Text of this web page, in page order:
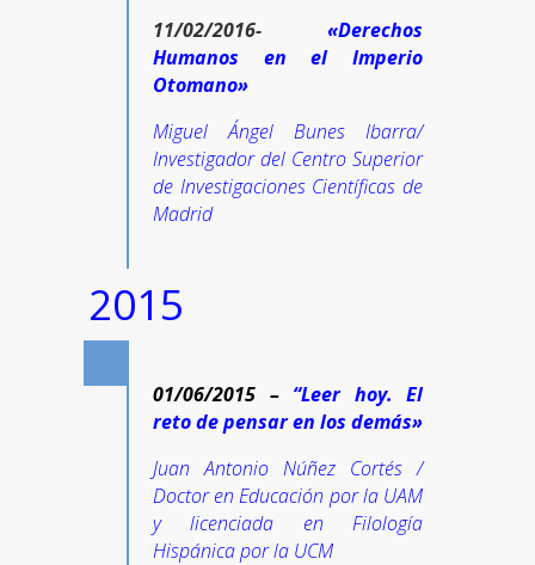
11/02/2016-
«Derechos
Humanos en el Imperio
Otomano»
Miguel Ángel Bunes Ibarra/
Investigador del Centro Superior
de Investigaciones Científicas de
Madrid
2015
01/06/2015 – “Leer hoy. El
reto de pensar en los demás»
Juan Antonio Núñez Cortés /
Doctor en Educación por la UAM
y licenciada en Filología
Hispánica por la UCM